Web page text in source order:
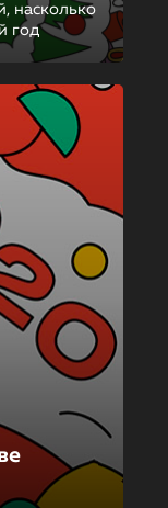
насколько
год